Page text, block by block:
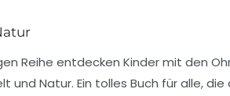
Reihe entdecken Kinder mit den
und Natur. Ein tolles Buch für alle,